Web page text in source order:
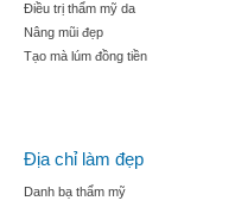
Điều trị thẩm mỹ da
Nâng mũi đẹp
Tạo mà lúm đồng tiền
Địa chỉ làm đẹp
Danh bạ thẩm mỹ